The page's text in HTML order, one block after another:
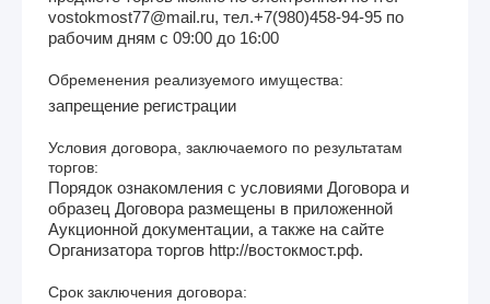
vostokmost77@mail.ru, тел.+7(980)458-94-95 по
рабочим дням с 09:00 до 16:00
Обременения реализуемого имущества:
запрещение регистрации
Условия договора, заключаемого по результатам
торгов:
Порядок ознакомления с условиями Договора и
образец Договора размещены в приложенной
Аукционной документации, а также на сайте
Организатора торгов http://востокмост.рф.
Срок заключения договора: